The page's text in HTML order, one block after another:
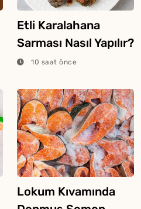
Etli Karalahana
Sarması Nasıl Yapılır?
10 saat önce
Lokum Kıvamında